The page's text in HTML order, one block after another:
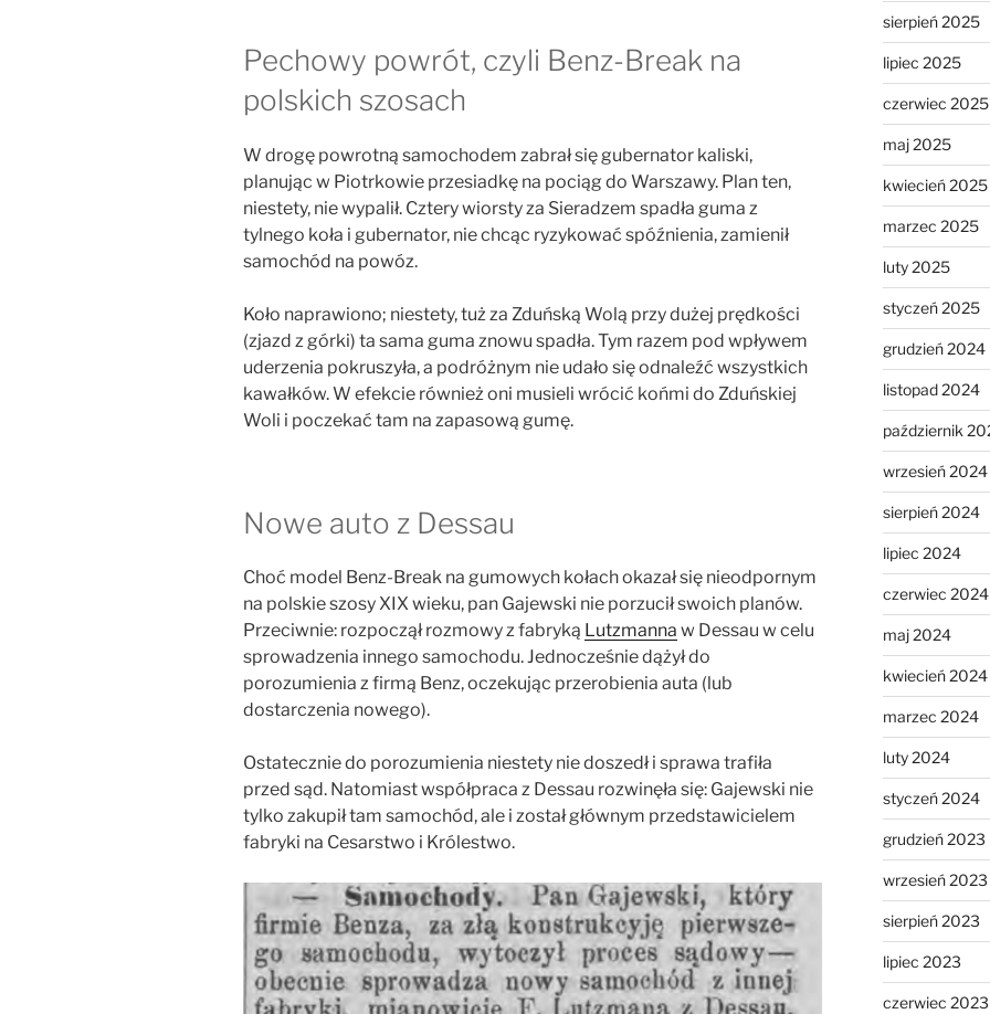
Pechowy powrót, czyli Benz-Break na
polskich szosach
W drogę powrotną samochodem zabrał się gubernator kaliski,
planując w Piotrkowie przesiadkę na pociąg do Warszawy. Plan ten,
niestety, nie wypalił. Cztery wiorsty za Sieradzem spadła guma z
tylnego koła i gubernator, nie chcąc ryzykować spóźnienia, zamienił
samochód na powóz.
Koło naprawiono; niestety, tuż za Zduńską Wolą przy dużej prędkości
(zjazd z górki) ta sama guma znowu spadła. Tym razem pod wpływem
uderzenia pokruszyła, a podróżnym nie udało się odnaleźć wszystkich
kawałków. W efekcie również oni musieli wrócić końmi do Zduńskiej
Woli i poczekać tam na zapasową gumę.
Nowe auto z Dessau
Choć model Benz-Break na gumowych kołach okazał się nieodpornym
na polskie szosy XIX wieku, pan Gajewski nie porzucił swoich planów.
Przeciwnie: rozpoczął rozmowy z fabryką Lutzmanna w Dessau w celu
sprowadzenia innego samochodu. Jednocześnie dążył do
porozumienia z firmą Benz, oczekując przerobienia auta (lub
dostarczenia nowego).
Ostatecznie do porozumienia niestety nie doszedł i sprawa trafiła
przed sąd. Natomiast współpraca z Dessau rozwinęła się: Gajewski nie
tylko zakupił tam samochód, ale i został głównym przedstawicielem
fabryki na Cesarstwo i Królestwo.
sierpień 2025
lipiec 2025
czerwiec 2025
maj 2025
kwiecień 2025
marzec 2025
luty 2025
styczeń 2025
grudzień 2024
listopad 2024
październik
wrzesień 2024
sierpień 2024
lipiec 2024
czerwiec 2024
maj 2024
kwiecień 2024
marzec 2024
luty 2024
styczeń 2024
grudzień 2023
wrzesień 2023
sierpień 2023
lipiec 2023
czerwiec 2023